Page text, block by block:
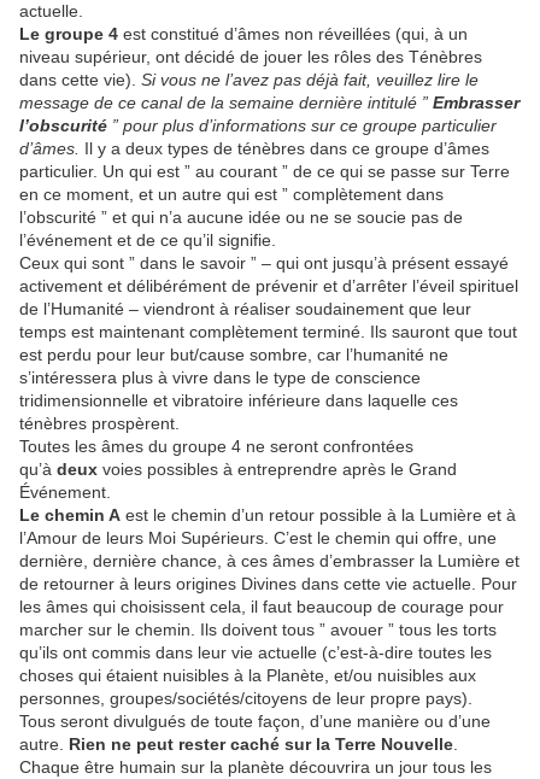
actuelle.
Le groupe 4 est constitué d’âmes non réveillées (qui, à un
niveau supérieur, ont décidé de jouer les rôles des Ténèbres
dans cette vie). Si vous ne l’avez pas déjà fait, veuillez lire le
message de ce canal de la semaine dernière intitulé ” Embrasser
l’obscurité ” pour plus d’informations sur ce groupe particulier
d’âmes. Il y a deux types de ténèbres dans ce groupe d’âmes
particulier. Un qui est ” au courant ” de ce qui se passe sur Terre
en ce moment, et un autre qui est ” complètement dans
l’obscurité ” et qui n’a aucune idée ou ne se soucie pas de
l’événement et de ce qu’il signifie.
Ceux qui sont ” dans le savoir ” – qui ont jusqu’à présent essayé
activement et délibérément de prévenir et d’arrêter l’éveil spirituel
de l’Humanité – viendront à réaliser soudainement que leur
temps est maintenant complètement terminé. Ils sauront que tout
est perdu pour leur but/cause sombre, car l’humanité ne
s’intéressera plus à vivre dans le type de conscience
tridimensionnelle et vibratoire inférieure dans laquelle ces
ténèbres prospèrent.
Toutes les âmes du groupe 4 ne seront confrontées
qu’à deux voies possibles à entreprendre après le Grand
Événement.
Le chemin A est le chemin d’un retour possible à la Lumière et à
l’Amour de leurs Moi Supérieurs. C’est le chemin qui offre, une
dernière, dernière chance, à ces âmes d’embrasser la Lumière et
de retourner à leurs origines Divines dans cette vie actuelle. Pour
les âmes qui choisissent cela, il faut beaucoup de courage pour
marcher sur le chemin. Ils doivent tous ” avouer ” tous les torts
qu’ils ont commis dans leur vie actuelle (c’est-à-dire toutes les
choses qui étaient nuisibles à la Planète, et/ou nuisibles aux
personnes, groupes/sociétés/citoyens de leur propre pays).
Tous seront divulgués de toute façon, d’une manière ou d’une
autre. Rien ne peut rester caché sur la Terre Nouvelle
Chaque être humain sur la planète découvrira un jour tous les